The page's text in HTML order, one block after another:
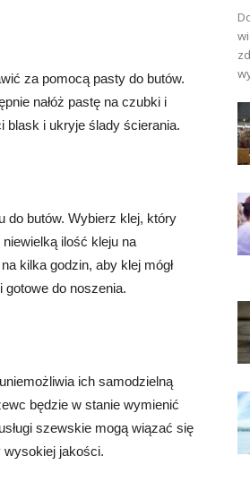
za pomocą pasty do butów.
nałóż pastę na czubki i
blask i ukryje ślady ścierania.
do butów. Wybierz klej, który
niewielką ilość kleju na
kilka godzin, aby klej mógł
do noszenia.
ich samodzielną
będzie w stanie wymienić
szewskie mogą wiązać się
jakości.